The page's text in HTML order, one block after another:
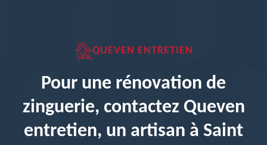
QUEVEN ENTRETIEN
Pour une rénovation de
zinguerie, contactez Queven
entretien, un artisan à Saint